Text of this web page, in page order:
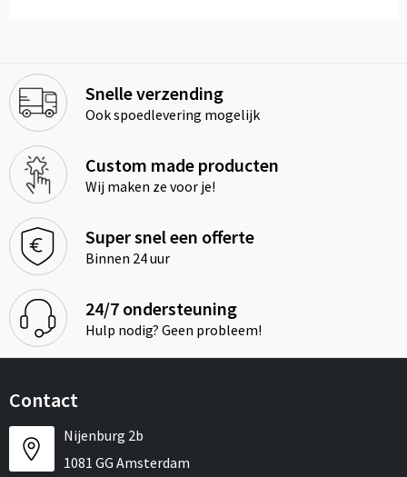
Snelle verzending
Ook spoedlevering mogelijk
Custom made producten
Wij maken ze voor je!
Super snel een offerte
Binnen 24 uur
24/7 ondersteuning
Hulp nodig? Geen probleem!
Contact
Nijenburg 2b
1081 GG Amsterdam